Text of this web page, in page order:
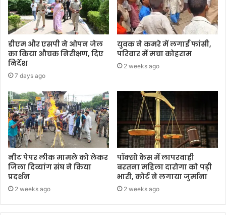
डीएम और एसपी ने ओपन जेल
का किया औचक निरीक्षण, दिए
निर्देश
7 days ago
युवक ने कमरे में लगाईं फांसी,
परिवार में मचा कोहराम
2 weeks ago
नीट पेपर लीक मामले को लेकर
जिला दिव्यांग संघ ने किया
प्रदर्शन
2 weeks ago
पॉक्सो केस में लापरवाही
बरतना महिला दारोगा को पड़ी
भारी, कोर्ट ने लगाया जुर्माना
2 weeks ago